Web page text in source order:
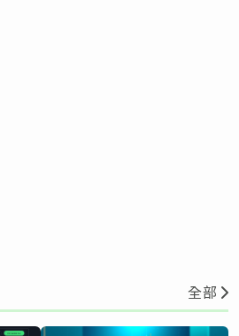
全部